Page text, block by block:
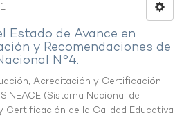
Estado de Avance en
y Recomendaciones de
N°4.
Acreditación y Certificación
(Sistema Nacional de
Certificación de la Calidad Educativa